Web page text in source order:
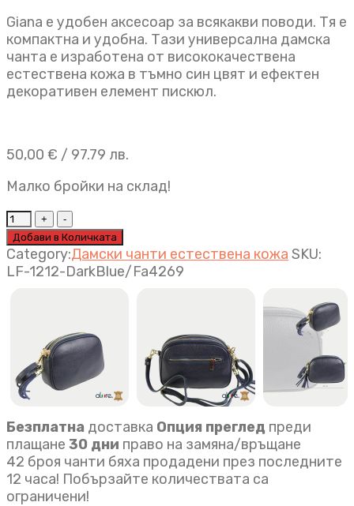
Giana е удобен аксесоар за всякакви поводи. Тя е
компактна и удобна. Тази универсална дамска
чанта e изработена от висококачествена
естествена кожа в тъмно син цвят и ефектен
декоративен елемент пискюл.
50,00 € / 97.79 лв.
Малко бройки на склад!
Дамска
чанта
Giana
тъмно
Добави в Количката
Category:Дамски чанти естествена кожа SKU:
LF-1212-DarkBlue/Fa4269
Безплатна доставка Опция преглед преди
плащане 30 дни право на замяна/връщане
42 броя чанти бяха продадени през последните
12 часа! Побързайте количествата са
ограничени!